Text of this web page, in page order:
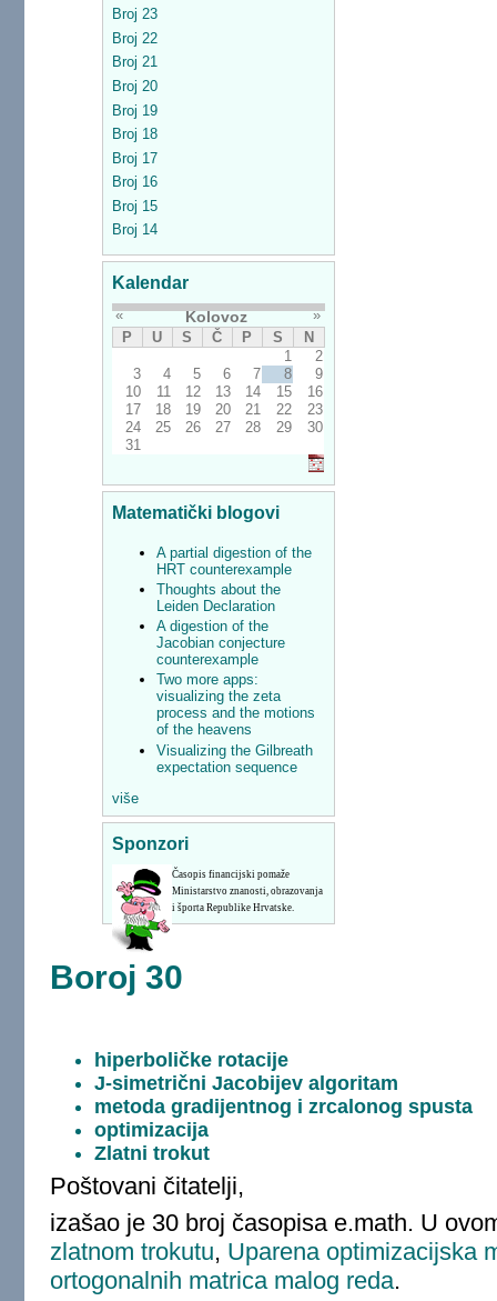
Broj 23
Broj 22
Broj 21
Broj 20
Broj 19
Broj 18
Broj 17
Broj 16
Broj 15
Broj 14
Kalendar
« Kolovoz
»
P
U S Č P S
N
1
2
3
4 5 6 7 8
9
10
11 12 13 14 15
16
17
18 19 20 21 22
23
24
25 26 27 28 29
30
31
Matematički blogovi
A partial digestion of the
HRT counterexample
Thoughts about the
Leiden Declaration
A digestion of the
Jacobian conjecture
counterexample
Two more apps:
visualizing the zeta
process and the motions
of the heavens
Visualizing the Gilbreath
expectation sequence
više
Sponzori
Časopis financijski pomaže
Ministarstvo znanosti, obrazovanja
i športa Republike Hrvatske.
Boroj 30
hiperboličke rotacije
J-simetrični Jacobijev algoritam
metoda gradijentnog i zrcalonog spusta
optimizacija
Zlatni trokut
Poštovani čitatelji,
izašao je 30 broj časopisa e.math. U
zlatnom trokutu, Uparena optimizacijska
ortogonalnih matrica malog reda.